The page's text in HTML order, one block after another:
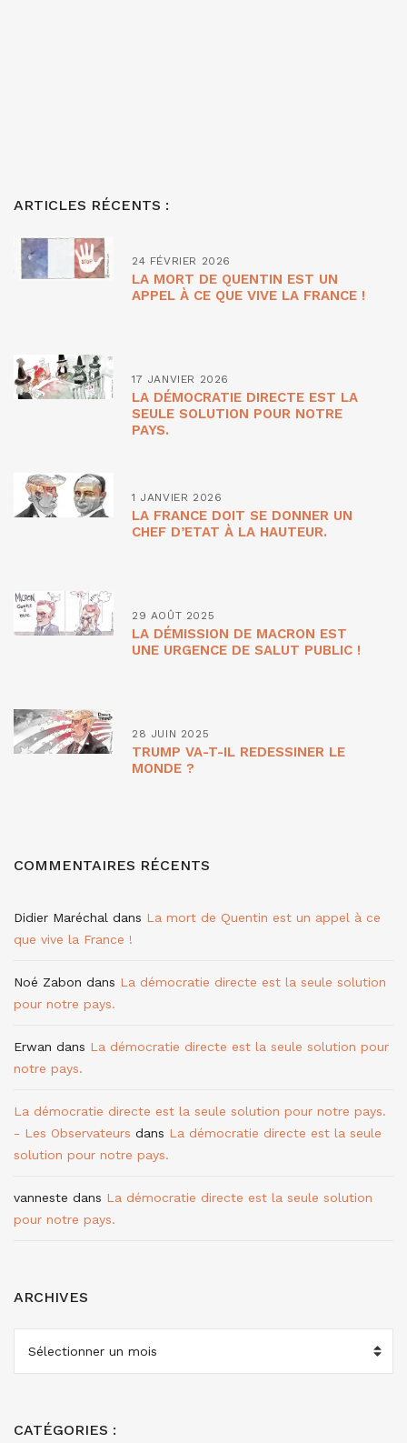
ARTICLES RÉCENTS :
24 FÉVRIER 2026
LA MORT DE QUENTIN EST UN
APPEL À CE QUE VIVE LA FRANCE !
17 JANVIER 2026
LA DÉMOCRATIE DIRECTE EST LA
SEULE SOLUTION POUR NOTRE
PAYS.
1 JANVIER 2026
LA FRANCE DOIT SE DONNER UN
CHEF D’ETAT À LA HAUTEUR.
29 AOÛT 2025
LA DÉMISSION DE MACRON EST
UNE URGENCE DE SALUT PUBLIC !
28 JUIN 2025
TRUMP VA-T-IL REDESSINER LE
MONDE ?
COMMENTAIRES RÉCENTS
Didier Maréchal dans La mort de Quentin est un appel à ce
que vive la France !
Noé Zabon dans La démocratie directe est la seule solution
pour notre pays.
Erwan dans La démocratie directe est la seule solution pour
notre pays.
La démocratie directe est la seule solution pour notre pays.
- Les Observateurs dans La démocratie directe est la seule
solution pour notre pays.
vanneste dans La démocratie directe est la seule solution
pour notre pays.
ARCHIVES
CATÉGORIES :